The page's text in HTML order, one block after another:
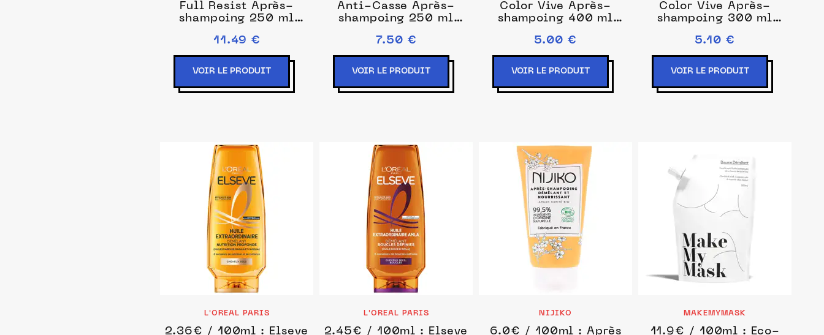
Full Resist Après-
shampoing 250 ml
11.49 €
VOIR LE PRODUIT
Anti-Casse Après-
shampoing 250 ml
7.50 €
VOIR LE PRODUIT
Color Vive Après-
shampoing 400 ml
5.00 €
VOIR LE PRODUIT
Color Vive Après-
shampoing 300 ml
5.10 €
VOIR LE PRODUIT
L'OREAL PARIS
2.36€ / 100ml : Elseve
L'OREAL PARIS
2.45€ / 100ml : Elseve
NIJIKO
6.0€ / 100ml : Après
MAKEMYMASK
11.9€ / 100ml : Eco-